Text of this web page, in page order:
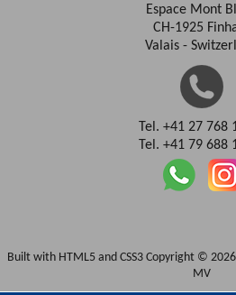
Espace Mont
CH-1925
Valais -
Tel. +41 27 768
Tel. +41 79 688
Built with HTML5 and CSS3 Copyright ©
MV